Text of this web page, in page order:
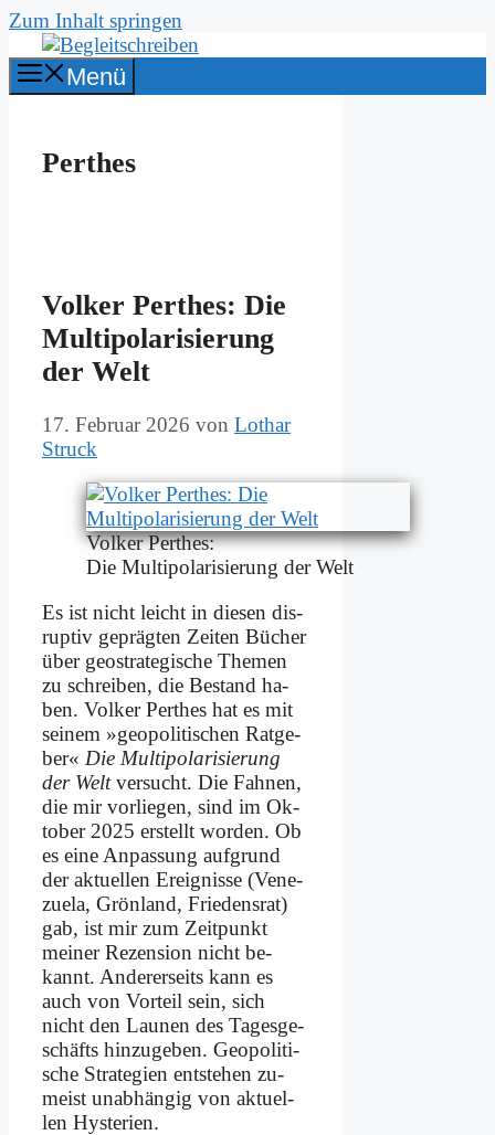
Zum Inhalt springen
Menü
Perthes
Vol­ker Per­thes: Die
Mul­ti­po­la­ri­sie­rung
der Welt
17. Februar 2026 von Lothar
Struck
Vol­ker Per­thes:
Die Mul­ti­po­la­ri­sie­rung der Welt
Es ist nicht leicht in die­sen dis­
rup­tiv ge­präg­ten Zei­ten Bü­cher
über geo­stra­te­gi­sche The­men
zu schrei­ben, die Be­stand ha­
ben. Vol­ker Per­thes hat es mit
sei­nem »geo­po­li­ti­schen Rat­ge­
ber« Die Mul­ti­po­la­ri­sie­rung
der Weltver­sucht. Die Fah­nen,
die mir vor­lie­gen, sind im Ok­
to­ber 2025 er­stellt wor­den. Ob
es ei­ne An­pas­sung auf­grund
der ak­tu­el­len Er­eig­nis­se (Ve­ne­
zue­la, Grön­land, Frie­dens­rat)
gab, ist mir zum Zeit­punkt
mei­ner Re­zen­si­on nicht be­
kannt. An­de­rer­seits kann es
auch von Vor­teil sein, sich
nicht den Lau­nen des Ta­ges­ge­
schäfts hin­zu­ge­ben. Geo­po­li­ti­
sche Stra­te­gien ent­ste­hen zu­
meist un­ab­hän­gig von ak­tu­el­
len Hy­ste­rien.